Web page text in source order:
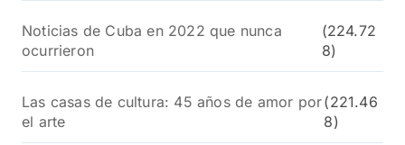
Noticias de Cuba en 2022 que nunca
ocurrieron
(224.72
8)
Las casas de cultura: 45 años de amor por
el arte
(221.46
8)